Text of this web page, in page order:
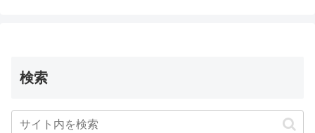
検索